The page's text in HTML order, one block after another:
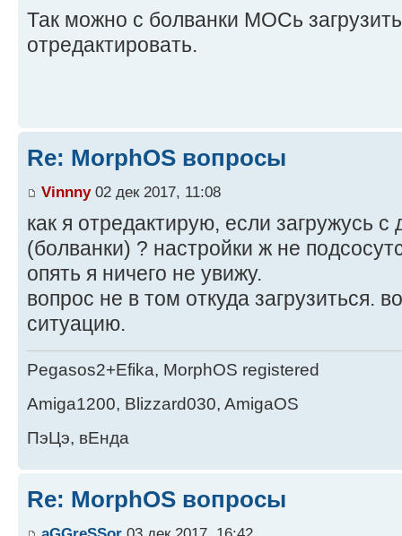
Так можно с болванки МОСь
отредактировать.
Re: MorphOS вопросы
Vinnny02 дек 2017, 11:08
как я отредактирую, если загружусь с
(болванки) ? настройки ж не
опять я ничего не увижу.
вопрос не в том откуда загрузиться.
ситуацию.
Pegasos2+Efika, MorphOS registered
Amiga1200, Blizzard030, AmigaOS
ПэЦэ, вЕнда
Re: MorphOS вопросы